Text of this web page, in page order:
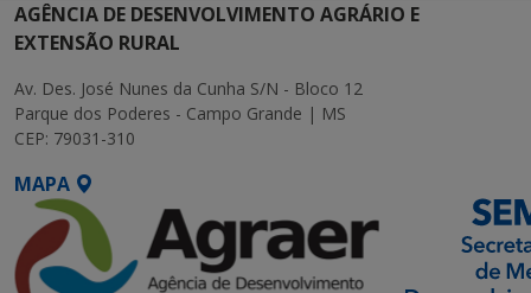
AGÊNCIA DE DESENVOLVIMENTO AGRÁRIO E
EXTENSÃO RURAL
Av. Des. José Nunes da Cunha S/N - Bloco 12
Parque dos Poderes - Campo Grande | MS
CEP: 79031-310
MAPA